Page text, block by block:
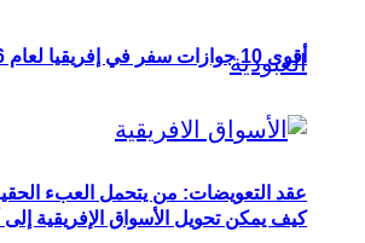
عقد التعويضات: من يتحمل العبء
أقوى 10 جوازات سفر في إفريقيا لعام 2026
كيف يمكن تحويل الأسواق الإفريقية